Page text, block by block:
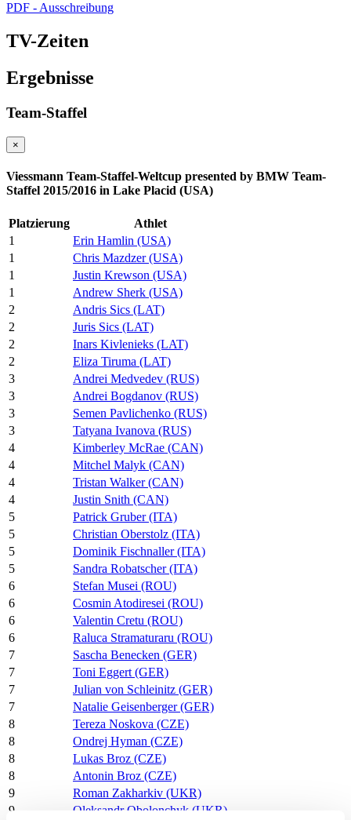
PDF - Ausschreibung
TV-Zeiten
Ergebnisse
Team-Staffel
×
Viessmann Team-Staffel-Weltcup presented by BMW Team-
Staffel 2015/2016 in Lake Placid (USA)
Platzierung
Athlet
1
Erin Hamlin (USA)
1
Chris Mazdzer (USA)
1
Justin Krewson (USA)
1
Andrew Sherk (USA)
2
Andris Sics (LAT)
2
Juris Sics (LAT)
2
Inars Kivlenieks (LAT)
2
Eliza Tiruma (LAT)
3
Andrei Medvedev (RUS)
3
Andrei Bogdanov (RUS)
3
Semen Pavlichenko (RUS)
3
Tatyana Ivanova (RUS)
4
Kimberley McRae (CAN)
4
Mitchel Malyk (CAN)
4
Tristan Walker (CAN)
4
Justin Snith (CAN)
5
Patrick Gruber (ITA)
5
Christian Oberstolz (ITA)
5
Dominik Fischnaller (ITA)
5
Sandra Robatscher (ITA)
6
Stefan Musei (ROU)
6
Cosmin Atodiresei (ROU)
6
Valentin Cretu (ROU)
6
Raluca Stramaturaru (ROU)
7
Sascha Benecken (GER)
7
Toni Eggert (GER)
7
Julian von Schleinitz (GER)
7
Natalie Geisenberger (GER)
8
Tereza Noskova (CZE)
8
Ondrej Hyman (CZE)
8
Lukas Broz (CZE)
8
Antonin Broz (CZE)
9
Roman Zakharkiv (UKR)
9
Oleksandr Obolonchyk (UKR)